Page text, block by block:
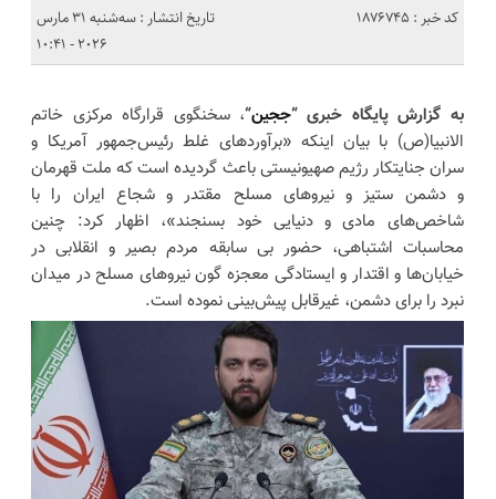
کد خبر : 1876745
تاریخ انتشار : سه‌شنبه 31 مارس
2026 - 10:41
به گزارش پایگاه خبری “ججین“، سخنگوی قرارگاه مرکزی خاتم
الانبیا(ص) با بیان اینکه «برآوردهای غلط رئیس‌جمهور آمریکا و
سران جنایتکار رژیم صهیونیستی باعث گردیده است که ملت قهرمان
و دشمن ستیز و نیروهای مسلح مقتدر و شجاع ایران را با
شاخص‌های مادی و دنیایی خود بسنجند»، اظهار کرد: چنین
محاسبات اشتباهی، حضور بی سابقه مردم بصیر و انقلابی در
خیابان‌ها و اقتدار و ایستادگی معجزه گون نیروهای مسلح در میدان
نبرد را برای دشمن، غیرقابل پیش‌بینی نموده است.